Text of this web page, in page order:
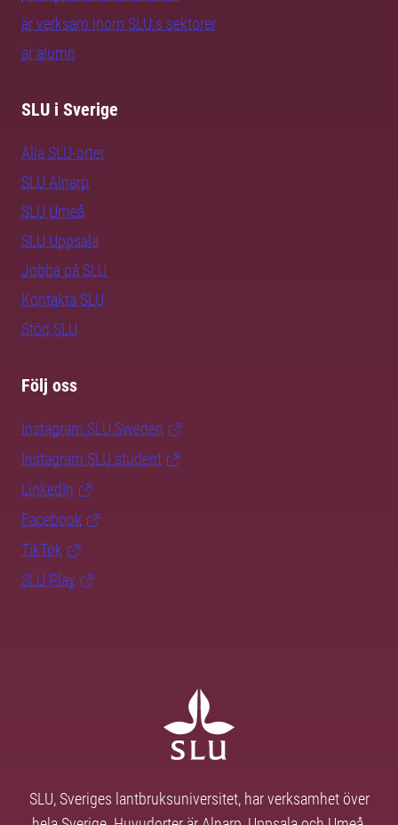
är verksam inom SLU:s sektorer
är alumn
SLU i Sverige
Alla SLU-orter
SLU Alnarp
SLU Umeå
SLU Uppsala
Jobba på SLU
Kontakta SLU
Stöd SLU
Följ oss
Instagram SLU.Sweden
Instagram SLU.student
LinkedIn
Facebook
TikTok
SLU Play
SLU, Sveriges lantbruksuniversitet, har verksamhet över